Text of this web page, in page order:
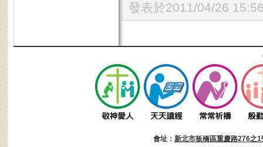
發表於2011/04/26
會址： 新北市板橋區重慶路276之1